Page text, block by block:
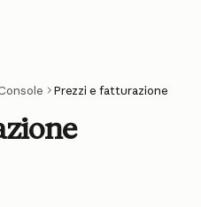
Prezzi e fatturazione